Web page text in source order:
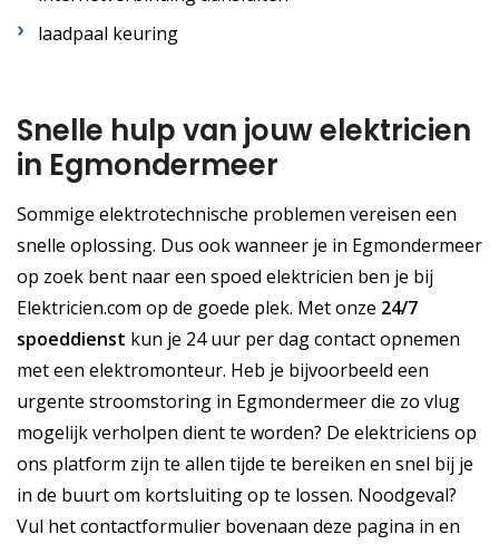
laadpaal keuring
Snelle hulp van jouw elektricien
in Egmondermeer
Sommige elektrotechnische problemen vereisen een
snelle oplossing. Dus ook wanneer je in Egmondermeer
op zoek bent naar een spoed elektricien ben je bij
Elektricien.com op de goede plek. Met onze 24/7
spoeddienst kun je 24 uur per dag contact opnemen
met een elektromonteur. Heb je bijvoorbeeld een
urgente stroomstoring in Egmondermeer die zo vlug
mogelijk verholpen dient te worden? De elektriciens op
ons platform zijn te allen tijde te bereiken en snel bij je
in de buurt om kortsluiting op te lossen. Noodgeval?
Vul het contactformulier bovenaan deze pagina in en